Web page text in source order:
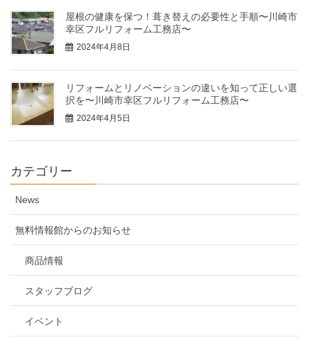
屋根の健康を保つ！葺き替えの必要性と手順〜川崎市
幸区フルリフォーム工務店〜
2024年4月8日
リフォームとリノベーションの違いを知って正しい選
択を〜川崎市幸区フルリフォーム工務店〜
2024年4月5日
カテゴリー
News
無料情報館からのお知らせ
商品情報
スタッフブログ
イベント